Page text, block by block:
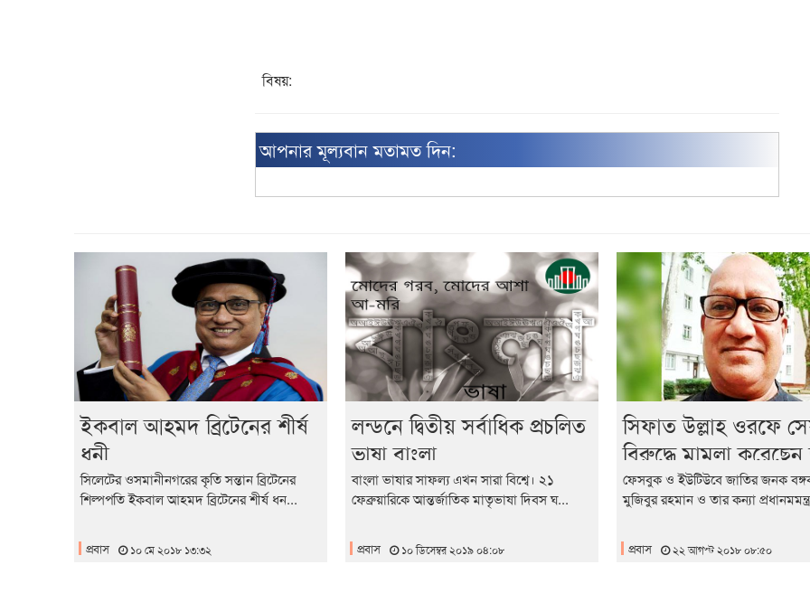
বিষয়:
আপনার মূল্যবান মতামত দিন:
ইকবাল আহমদ ব্রিটেনের শীর্ষ
ধনী
সিলেটের ওসমানীনগরের কৃতি সন্তান ব্রিটেনের
শিল্পপতি ইকবাল আহমদ ব্রিটেনের শীর্ষ ধন...
প্রবাস ১০ মে ২০১৮ ১৩:৩২
লন্ডনে দ্বিতীয় সর্বাধিক প্রচলিত
ভাষা বাংলা
বাংলা ভাষার সাফল্য এখন সারা বিশ্বে। ২১
ফেব্রুয়ারিকে আন্তর্জাতিক মাতৃভাষা দিবস ঘ...
প্রবাস ১০ ডিসেম্বর ২০১৯ ০৪:০৮
সিফাত উল্লাহ ওরফে
বিরুদ্ধে মামলা করেছেন
আওয়ামী লীগ
ফেসবুক ও ইউটিউবে জাতির জনক
মুজিবুর রহমান ও তার কন্যা
প্রবাস ২২ আগস্ট ২০১৮ ০৮:৫০